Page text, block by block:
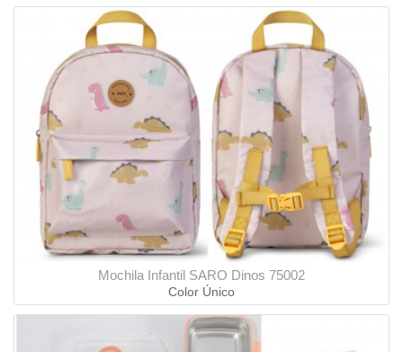
Mochila Infantil SARO Dinos 75002
Color Único